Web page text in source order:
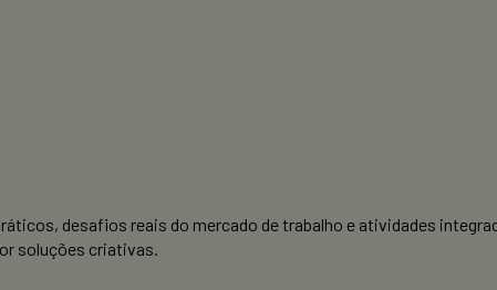
desafios reais do mercado de trabalho e atividades
soluções criativas.